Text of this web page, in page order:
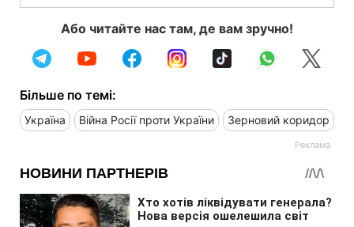
Або читайте нас там, де вам зручно!
Більше по темі:
Україна Війна Росії проти України Зерновий коридор